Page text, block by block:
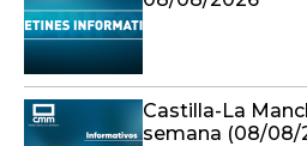
Castilla-La
semana (08/08/